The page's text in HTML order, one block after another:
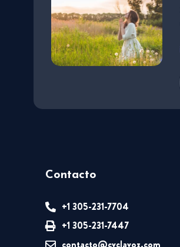
Contacto
+1 305-231-7704
+1 305-231-7447